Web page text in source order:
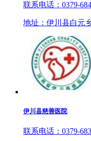
联系电话：0379-
地址：伊川县白元
伊川县慈善医院
联系电话：0379-